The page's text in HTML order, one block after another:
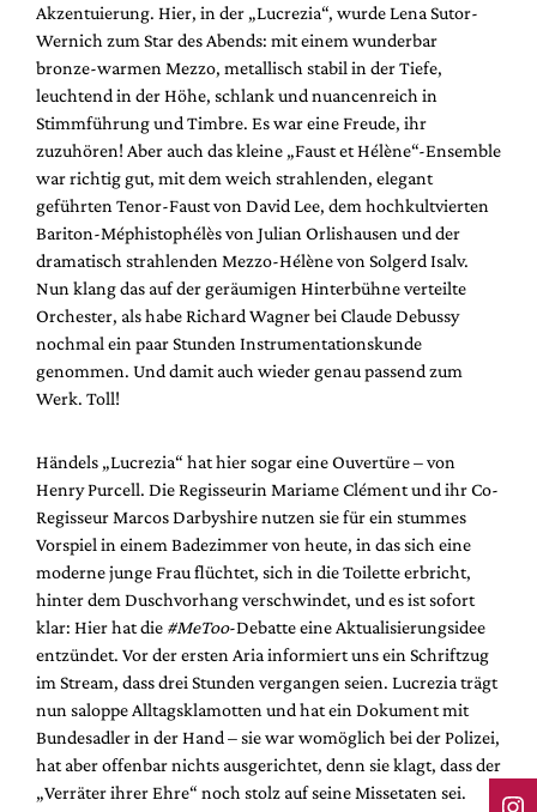
Akzentuierung. Hier, in der „Lucrezia“, wurde Lena Sutor-
Wernich zum Star des Abends: mit einem wunderbar
bronze-warmen Mezzo, metallisch stabil in der Tiefe,
leuchtend in der Höhe, schlank und nuancenreich in
Stimmführung und Timbre. Es war eine Freude, ihr
zuzuhören! Aber auch das kleine „Faust et Hélène“-Ensemble
war richtig gut, mit dem weich strahlenden, elegant
geführten Tenor-Faust von David Lee, dem hochkultvierten
Bariton-Méphistophélès von Julian Orlishausen und der
dramatisch strahlenden Mezzo-Hélène von Solgerd Isalv.
Nun klang das auf der geräumigen Hinterbühne verteilte
Orchester, als habe Richard Wagner bei Claude Debussy
nochmal ein paar Stunden Instrumentationskunde
genommen. Und damit auch wieder genau passend zum
Werk. Toll!
Händels „Lucrezia“ hat hier sogar eine Ouvertüre – von
Henry Purcell. Die Regisseurin Mariame Clément und ihr Co-
Regisseur Marcos Darbyshire nutzen sie für ein stummes
Vorspiel in einem Badezimmer von heute, in das sich eine
moderne junge Frau flüchtet, sich in die Toilette erbricht,
hinter dem Duschvorhang verschwindet, und es ist sofort
klar: Hier hat die #MeToo-Debatte eine Aktualisierungsidee
entzündet. Vor der ersten Aria informiert uns ein Schriftzug
im Stream, dass drei Stunden vergangen seien. Lucrezia trägt
nun saloppe Alltagsklamotten und hat ein Dokument mit
Bundesadler in der Hand – sie war womöglich bei der Polizei,
hat aber offenbar nichts ausgerichtet, denn sie klagt, dass der
„Verräter ihrer Ehre“ noch stolz auf seine Missetaten sei.